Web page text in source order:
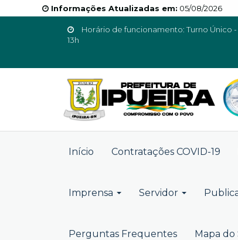
Informações Atualizadas em: 05/08/2026
Horário de funcionamento: Turno Único -
13h
Início Contratações COVID-19
Imprensa Servidor
Perguntas Frequentes Mapa do